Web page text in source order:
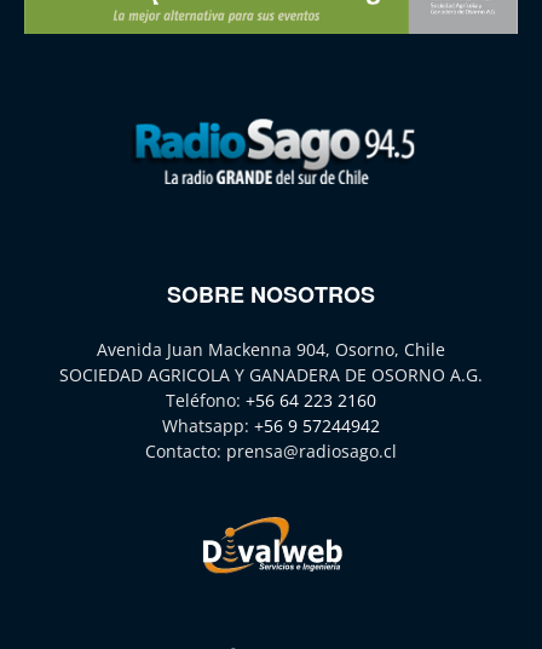
SOBRE NOSOTROS
Avenida Juan Mackenna 904, Osorno, Chile
SOCIEDAD AGRICOLA Y GANADERA DE OSORNO A.G.
Teléfono: +56 64 223 2160
Whatsapp: +56 9 57244942
Contacto: prensa@radiosago.cl